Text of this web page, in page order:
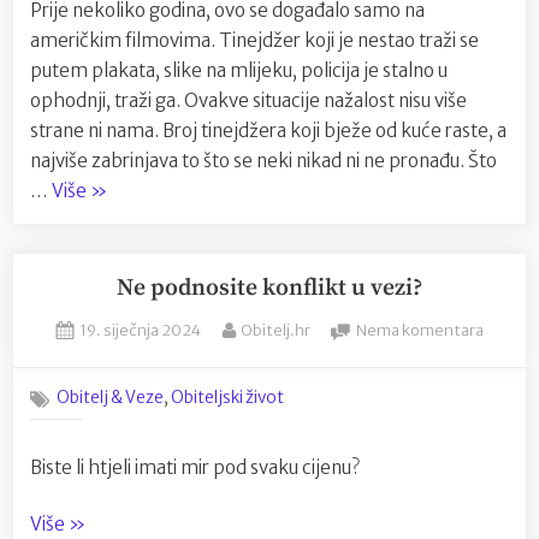
Prije nekoliko godina, ovo se događalo samo na
američkim filmovima. Tinejdžer koji je nestao traži se
putem plakata, slike na mlijeku, policija je stalno u
ophodnji, traži ga. Ovakve situacije nažalost nisu više
strane ni nama. Broj tinejdžera koji bježe od kuće raste, a
najviše zabrinjava to što se neki nikad ni ne pronađu. Što
… Više “Upomoć,
od
»
Ne podnosite konflikt u vezi?
Posted
19. siječnja 2024 By
Obitelj.hr Nema komentarana
Obitelj & Veze,Obiteljski život
Biste li htjeli imati mir pod svaku cijenu?
Više “Ne
»